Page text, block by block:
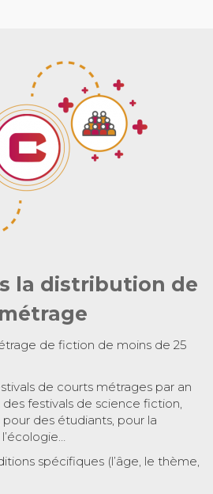
la distribution de
de fiction de moins de 25
de courts métrages par an
festivals de science fiction,
pour des étudiants, pour la
spécifiques (l’âge, le thème,